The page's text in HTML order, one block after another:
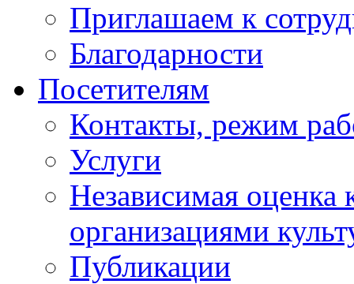
Приглашаем к
Благодарности
Посетителям
Контакты, режим
Услуги
Независимая оценка
организациями
Публикации